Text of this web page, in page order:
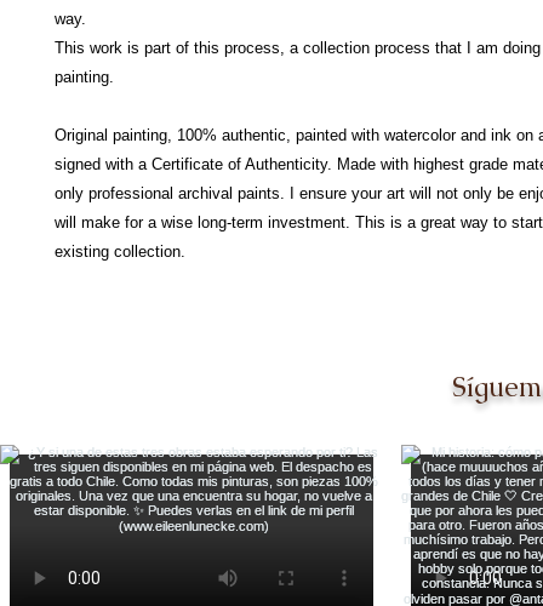
way.
This work is part of this process, a collection process that I am doing
painting.
Original painting, 100% authentic, painted with watercolor and ink on
signed with a Certificate of Authenticity. Made with highest grade
only professional archival paints. I ensure your art will not only be
will make for a wise long-term investment. This is a great way to
existing collection.